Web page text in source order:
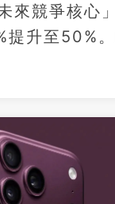
來競爭核心
升至50%